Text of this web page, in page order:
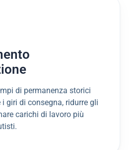
di permanenza storici
giri di consegna, ridurre gli
carichi di lavoro più